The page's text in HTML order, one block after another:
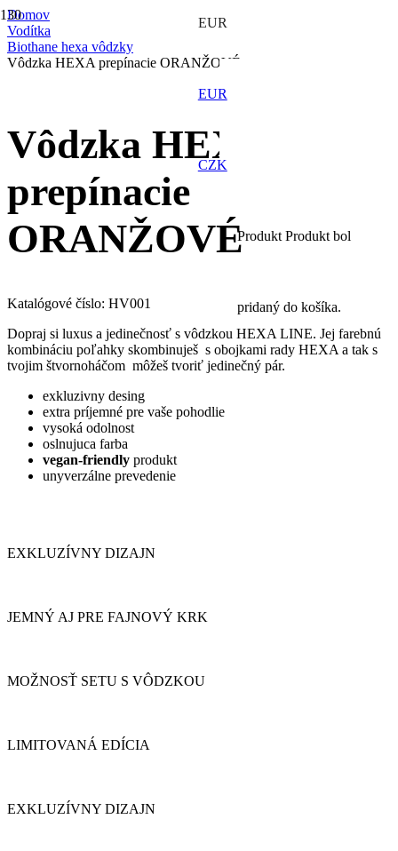
EUR
EUR
CZK
Produkt Produktbol
pridaný do košíka.
Domov
Vodítka
Biothane hexa vôdzky
Vôdzka HEXA prepínacie ORANŽOVÉ
Vôdzka HEXA
prepínacie
ORANŽOVÉ
Katalógové číslo: HV001
Dopraj si luxus a jedinečnosť s vôdzkou HEXA LINE. Jej farebnú
kombináciu poľahky skombinuješ s obojkami rady HEXA a tak s
tvojim štvornoháčom môžeš tvoriť jedinečný pár.
exkluzivny desing
extra príjemné pre vaše pohodlie
vysoká odolnost
oslnujuca farba
vegan-friendly produkt
unyverzálne prevedenie
EXKLUZÍVNY DIZAJN
JEMNÝ AJ PRE FAJNOVÝ KRK
MOŽNOSŤ SETU S VÔDZKOU
LIMITOVANÁ EDÍCIA
EXKLUZÍVNY DIZAJN